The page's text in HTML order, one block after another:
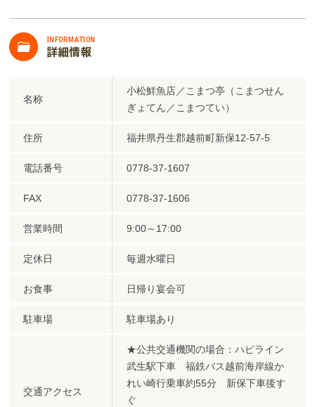
名称
小松鮮魚店／こまつ亭（こまつせん
ぎょてん／こまつてい）
住所 福井県丹生郡越前町新保12-57-5
電話番号 0778-37-1607
FAX 0778-37-1606
営業時間 9:00～17:00
定休日 毎週水曜日
お食事 日帰り宴会可
駐車場 駐車場あり
交通アクセス
★公共交通機関の場合：ハピライン
武生駅下車 福鉄バス越前海岸線か
れい崎行乗車約55分 新保下車後す
ぐ